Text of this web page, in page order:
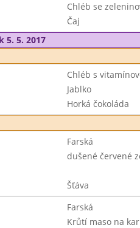
Chléb se
Čaj
5. 5. 2017
Chléb s
Jablko
Horká čokoláda
Farská
dušené červené
Šťáva
Farská
Krůtí maso na